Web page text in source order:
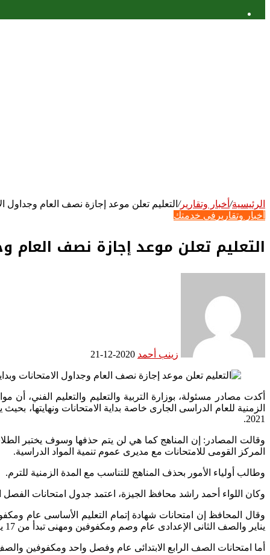
الرئيسية/ أخبار وتقارير/ التعليم تعلن موعد إجازة نصف العام وجداول
أخبار وتقارير في خدمتك
التعليم تعلن موعد إجازة نصف العام
زينب أحمد 2020-12-21
أكدت مصادر مسئولة، بوزارة التربية والتعليم والتعليم الفني، أن
2021.
وقالت المصادر: إن المناهج كما هي لن يتم حذفها وسوف يختبر
المركز القومى للامتحانات مع مديرى عموم تنمية المواد الدراسية.
وطالب أولياء الأمور بحذف المناهج للتناسب مع المدة الزمنية للترم.
وكان اللواء أحمد راشد محافظ الجيزة، اعتمد جدول امتحانات الفصل الدراسى الأول للعام الدراسى 2020/2021 للشهادات وصفوف النقل بجميع
يناير والصف الثانى الإعدادى عام وصم ومكفوفين ومهنى تبدأ من 17 يناير الى 28 يناير .
أما امتحانات الصف الرابع الابتدائى عام وفصل واحد ومكفوفين والصف السادس